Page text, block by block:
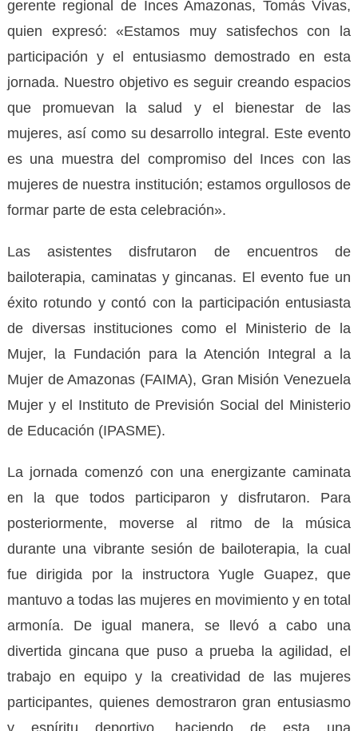
gerente regional de Inces Amazonas, Tomás Vivas,
quien expresó: «Estamos muy satisfechos con la
participación y el entusiasmo demostrado en esta
jornada. Nuestro objetivo es seguir creando espacios
que promuevan la salud y el bienestar de las
mujeres, así como su desarrollo integral. Este evento
es una muestra del compromiso del Inces con las
mujeres de nuestra institución; estamos orgullosos de
formar parte de esta celebración».
Las asistentes disfrutaron de encuentros de
bailoterapia, caminatas y gincanas. El evento fue un
éxito rotundo y contó con la participación entusiasta
de diversas instituciones como el Ministerio de la
Mujer, la Fundación para la Atención Integral a la
Mujer de Amazonas (FAIMA), Gran Misión Venezuela
Mujer y el Instituto de Previsión Social del Ministerio
de Educación (IPASME).
La jornada comenzó con una energizante caminata
en la que todos participaron y disfrutaron. Para
posteriormente, moverse al ritmo de la música
durante una vibrante sesión de bailoterapia, la cual
fue dirigida por la instructora Yugle Guapez, que
mantuvo a todas las mujeres en movimiento y en total
armonía. De igual manera, se llevó a cabo una
divertida gincana que puso a prueba la agilidad, el
trabajo en equipo y la creatividad de las mujeres
participantes, quienes demostraron gran entusiasmo
y espíritu deportivo, haciendo de esta una